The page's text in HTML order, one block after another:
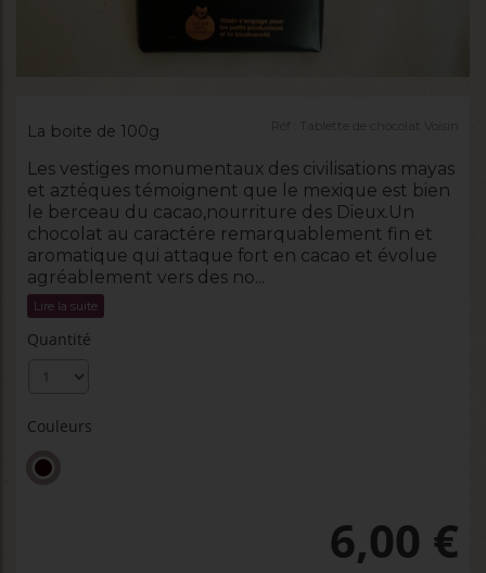
La boite de 100g
Les vestiges monumentaux des civilisations mayas
et aztéques témoignent que le mexique est bien
le berceau du cacao,nourriture des Dieux.Un
chocolat au caractére remarquablement fin et
aromatique qui attaque fort en cacao et évolue
agréablement vers des no...
Lire la suite
Quantité
Couleurs
6,00 €